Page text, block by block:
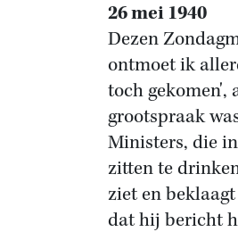
26 mei 1940
Dezen
ontmoet ik
toch
grootspraak
Ministers, die
zitten te
ziet en
dat hij bericht